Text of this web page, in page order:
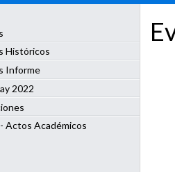
Históricos
Informe
2022
Actos Académicos